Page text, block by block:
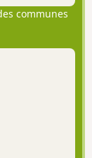
communes